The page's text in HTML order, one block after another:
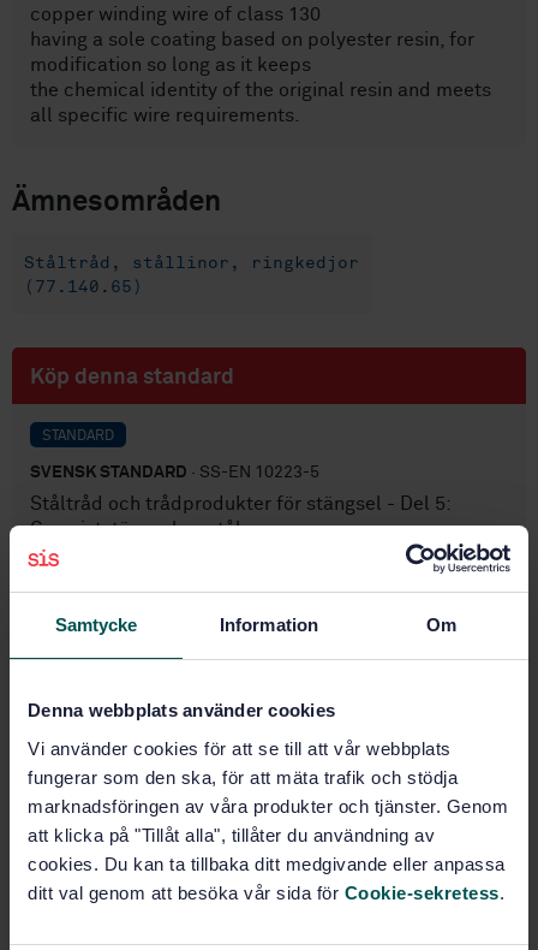
Samtycke Information Om
Denna webbplats använder cookies
Vi använder cookies för att se till att vår webbplats
fungerar som den ska, för att mäta trafik och stödja
marknadsföringen av våra produkter och tjänster. Genom
att klicka på "Tillåt alla", tillåter du användning av
cookies. Du kan ta tillbaka ditt medgivande eller anpassa
ditt val genom att besöka vår sida för Cookie-sekretess.
copper winding wire of class 130
having a sole coating based on polyester resin, for
modification so long as it keeps
the chemical identity of the original resin and meets
all specific wire requirements.
Ämnesområden
Ståltråd, stållinor, ringkedjor
(77.140.65)
Köp denna standard
STANDARD
SVENSK STANDARD · SS-EN 10223-5
Ståltråd och trådprodukter för stängsel - Del 5:
Grossiststängsel av stål
PDF
Fler alternativ
Produktinformation
Språk: Engelska